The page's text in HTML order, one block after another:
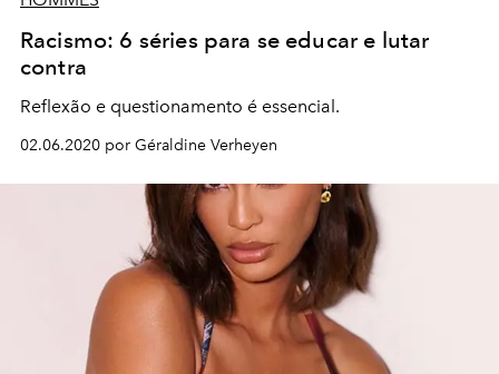
Racismo: 6 séries para se educar e lutar
contra
Reflexão e questionamento é essencial.
02.06.2020 por Géraldine Verheyen